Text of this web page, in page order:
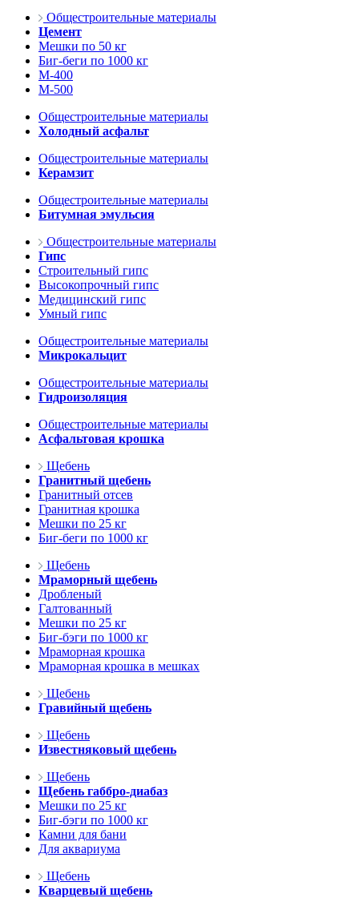
Общестроительные материалы
Цемент
Мешки по 50 кг
Биг-беги по 1000 кг
М-400
М-500
Общестроительные материалы
Холодный асфальт
Общестроительные материалы
Керамзит
Общестроительные материалы
Битумная эмульсия
Общестроительные материалы
Гипс
Строительный гипс
Высокопрочный гипс
Медицинский гипс
Умный гипс
Общестроительные материалы
Микрокальцит
Общестроительные материалы
Гидроизоляция
Общестроительные материалы
Асфальтовая крошка
Щебень
Гранитный щебень
Гранитный отсев
Гранитная крошка
Мешки по 25 кг
Биг-беги по 1000 кг
Щебень
Мраморный щебень
Дробленый
Галтованный
Мешки по 25 кг
Биг-бэги по 1000 кг
Мраморная крошка
Мраморная крошка в мешках
Щебень
Гравийный щебень
Щебень
Известняковый щебень
Щебень
Щебень габбро-диабаз
Мешки по 25 кг
Биг-бэги по 1000 кг
Камни для бани
Для аквариума
Щебень
Кварцевый щебень